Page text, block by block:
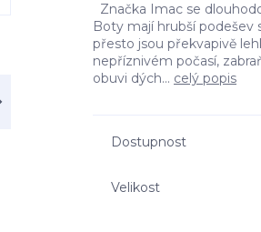
Značka Imac se
Boty mají hrubší podešev
přesto jsou překvapivě
nepříznivém počasí,
obuvi dých... celý popis
Dostupnost
Velikost